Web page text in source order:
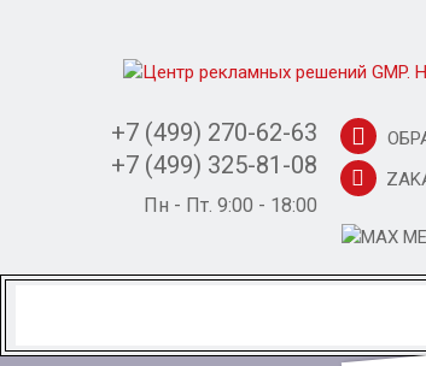
+7 (499) 270-62-63
+7 (499) 325-81-08
Пн - Пт. 9:00 - 18:00